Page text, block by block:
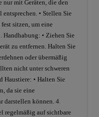
nur mit Geräten, die den
• Stellen Sie
sitzen, um eine
• Ziehen Sie
zu entfernen. Halten Sie
oder übermäßig
nicht unter schweren
Haustiere: • Halten Sie
da sie eine
darstellen können. 4.
regelmäßig auf sichtbare